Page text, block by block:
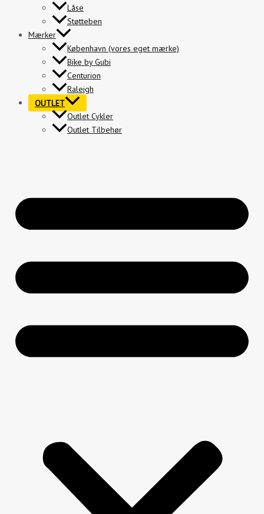
Låse
Støtteben
Mærker
København (vores eget mærke)
Bike by Gubi
Centurion
Raleigh
OUTLET
Outlet Cykler
Outlet Tilbehør